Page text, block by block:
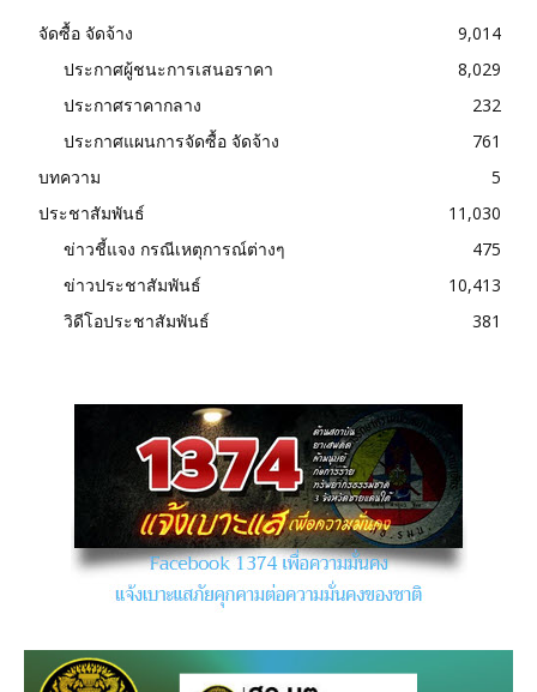
จัดซื้อ จัดจ้าง
9,014
ประกาศผู้ชนะการเสนอราคา
8,029
ประกาศราคากลาง
232
ประกาศแผนการจัดซื้อ จัดจ้าง
761
บทความ
5
ประชาสัมพันธ์
11,030
ข่าวชี้แจง กรณีเหตุการณ์ต่างๆ
475
ข่าวประชาสัมพันธ์
10,413
วิดีโอประชาสัมพันธ์
381